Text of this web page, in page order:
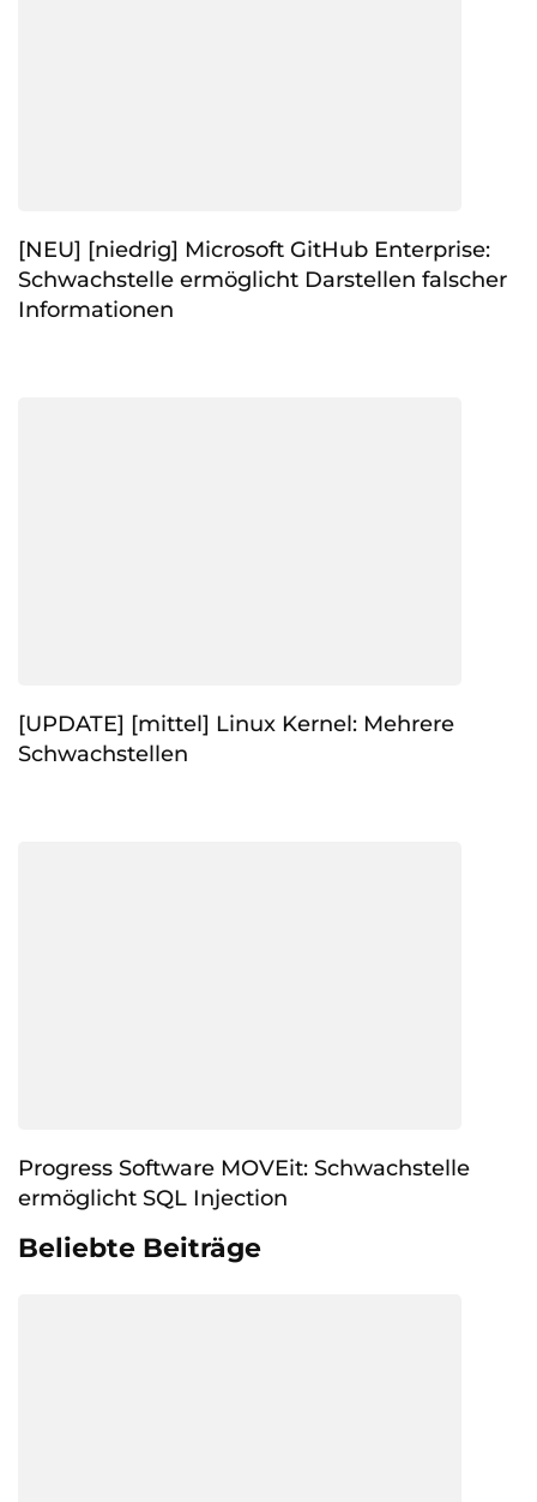
[NEU] [niedrig] Microsoft GitHub Enterprise:
Schwachstelle ermöglicht Darstellen falscher
Informationen
[UPDATE] [mittel] Linux Kernel: Mehrere
Schwachstellen
Progress Software MOVEit: Schwachstelle
ermöglicht SQL Injection
Beliebte Beiträge